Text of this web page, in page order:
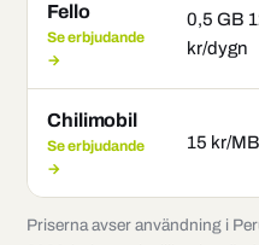
Fello
Se erbjudande
→
0,5 GB
kr/dygn
Chilimobil
Se erbjudande
→
15 kr/MB
Priserna avser användning i